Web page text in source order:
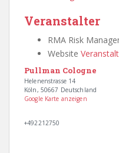
Veranstalter
RMA Risk
Website
Pullman Cologne
Helenenstrasse 14
Köln, 50667 Deutschland
Google Karte anzeigen
+492212750